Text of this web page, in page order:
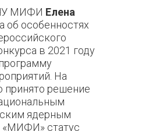
МИФИ Елена
об особенностях
в 2021 году
На
принято решение
ядерным
«МИФИ» статус